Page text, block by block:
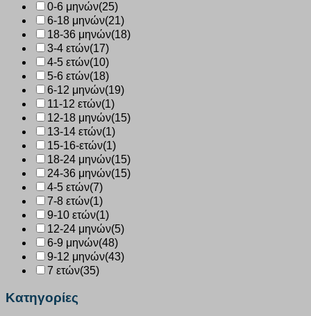
0-6 μηνών(25)
6-18 μηνών(21)
18-36 μηνών(18)
3-4 ετών(17)
4-5 ετών(10)
5-6 ετών(18)
6-12 μηνών(19)
11-12 ετών(1)
12-18 μηνών(15)
13-14 ετών(1)
15-16-ετών(1)
18-24 μηνών(15)
24-36 μηνών(15)
4-5 ετών(7)
7-8 ετών(1)
9-10 ετών(1)
12-24 μηνών(5)
6-9 μηνών(48)
9-12 μηνών(43)
7 ετών(35)
Κατηγορίες